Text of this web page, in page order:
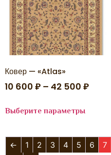
Ковер — «Atlas»
10 600 ₽ – 42 500 ₽
Выберите параметры
← 1 2 3 4 5 6 7